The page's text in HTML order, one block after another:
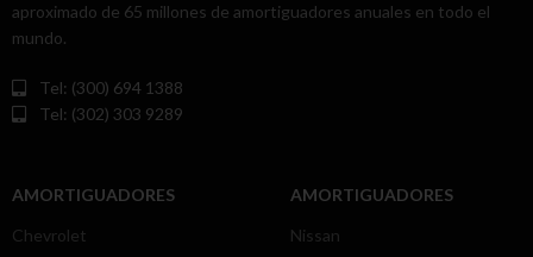
aproximado de 65 millones de amortiguadores anuales en todo el
mundo.
Tel: (300) 694 1388
Tel: (302) 303 9289
AMORTIGUADORES
Chevrolet
AMORTIGUADORES
Nissan